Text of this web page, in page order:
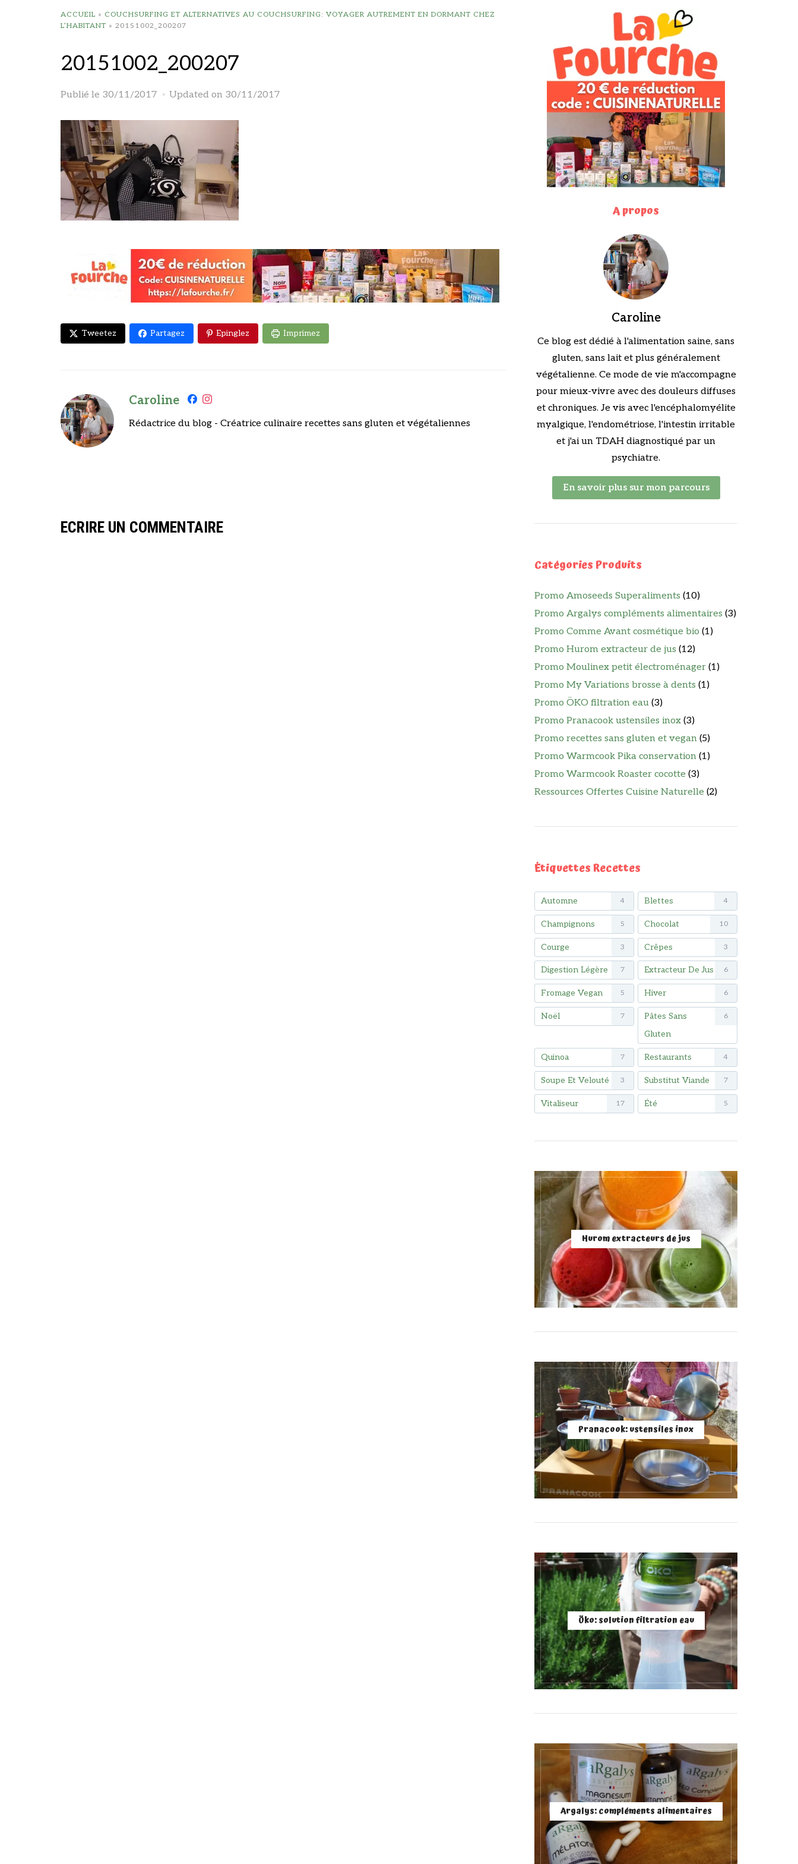
ACCUEIL » COUCHSURFING ET ALTERNATIVES AU COUCHSURFING: VOYAGER AUTREMENT EN DORMANT CHEZ
L’HABITANT » 20151002_200207
20151002_200207
Publié le 30/11/2017 Updated on 30/11/2017
Tweetez Partagez Epinglez Imprimez
Caroline
Rédactrice du blog - Créatrice culinaire recettes sans gluten et végétaliennes
ECRIRE UN COMMENTAIRE
A propos
Caroline
Ce blog est dédié à l'alimentation saine, sans
gluten, sans lait et plus généralement
végétalienne. Ce mode de vie m'accompagne
pour mieux-vivre avec des douleurs diffuses
et chroniques. Je vis avec l'encéphalomyélite
myalgique, l'endométriose, l'intestin irritable
et j'ai un TDAH diagnostiqué par un
psychiatre.
En savoir plus sur mon parcours
Catégories Produits
Promo Amoseeds Superaliments (10)
Promo Argalys compléments alimentaires (3)
Promo Comme Avant cosmétique bio (1)
Promo Hurom extracteur de jus (12)
Promo Moulinex petit électroménager (1)
Promo My Variations brosse à dents (1)
Promo ÖKO filtration eau (3)
Promo Pranacook ustensiles inox (3)
Promo recettes sans gluten et vegan (5)
Promo Warmcook Pika conservation (1)
Promo Warmcook Roaster cocotte (3)
Ressources Offertes Cuisine Naturelle (2)
Étiquettes Recettes
Automne 4 Blettes 4
Champignons 5 Chocolat 10
Courge 3 Crêpes 3
Digestion Légère 7 Extracteur De Jus 6
Fromage Vegan 5 Hiver 6
Noël 7
Pâtes Sans
Gluten
6
Quinoa 7 Restaurants 4
Soupe Et Velouté 3 Substitut Viande 7
Vitaliseur 17 Été 5
Hurom extracteurs de jus
Pranacook: ustensiles inox
Öko: solution filtration eau
Argalys: compléments alimentaires